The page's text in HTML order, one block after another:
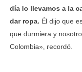
día lo llevamos a la
dar ropa. Él dijo que
que durmiera y
Colombia», recordó.